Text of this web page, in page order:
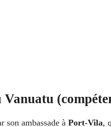
Vanuatu
son ambassade à Port-Vila,